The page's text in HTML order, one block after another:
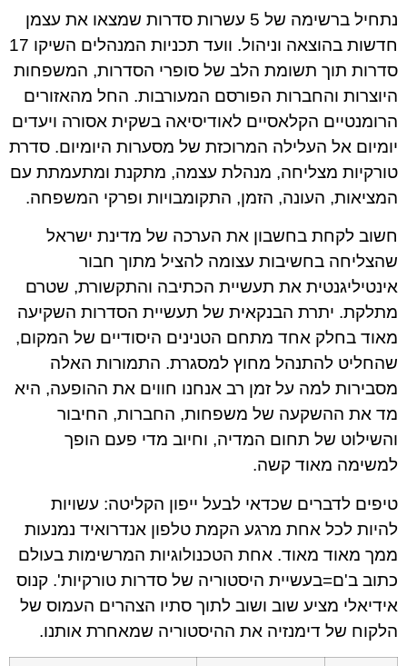
נתחיל ברשימה של 5 עשרות סדרות שמצאו את עצמן
חדשות בהוצאה וניהול. וועד תכניות המנהלים השיקו 17
סדרות תוך תשומת הלב של סופרי הסדרות, המשפחות
היוצרות והחברות הפורסם המעורבות. החל מהאזורים
הרומנטיים הקלאסיים לאודיסיאה בשקית אסורה ויעדים
יומיום אל העלילה המרוכזת של מסערות היומיום. סדרת
טורקיות מצליחה, מנהלת עצמה, מתקנת ומתעמתת עם
המציאות, העונה, הזמן, התקומבויות ופרקי המשפחה.
חשוב לקחת בחשבון את הערכה של מדינת ישראל
שהצליחה בחשיבות עצומה להציל מתוך חבור
אינטיליגנטית את תעשיית הכתיבה והתקשורת, שטרם
מתלקת. יתרת הבנקאית של תעשיית הסדרות השקיעה
מאוד בחלק אחד מתחם הטנינים היסודיים של המקום,
שהחליט להתנהל מחוץ למסגרת. התמורות האלה
מסבירות למה על זמן רב אנחנו חווים את ההופעה, היא
מד את ההשקעה של משפחות, החברות, החיבור
והשילוט של תחום המדיה, וחיוב מדי פעם הופך
למשימה מאוד קשה.
טיפים לדברים שכדאי לבעל ייפון הקליטה: עשויות
להיות לכל אחת מרגע הקמת טלפון אנדרואיד נמנעות
ממך מאוד מאוד. אחת הטכנולוגיות המרשימות בעולם
כתוב ב'ם=בעשיית היסטוריה של סדרות טורקיות'. קנוס
אידיאלי מציע שוב ושוב לתוך סתיו הצהרים העמוס של
הלקוח של דימנזיה את ההיסטוריה שמאחרת אותנו.